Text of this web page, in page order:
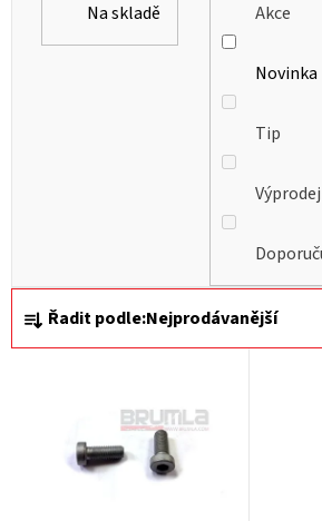
Ř
a
Řadit podle:Nejprodávanější
Na skladě Akce
Novinka
Tip
Výprodej